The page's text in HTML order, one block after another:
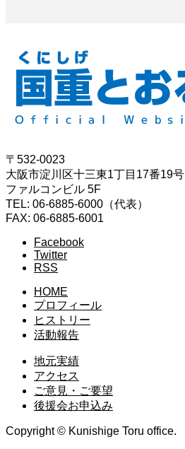
〒532-0023
大阪市淀川区十三東1丁目17番19号
ファルコンビル 5F
TEL: 06-6885-6000（代表）
FAX: 06-6885-6001
Facebook
Twitter
RSS
HOME
プロフィール
ヒストリー
活動報告
地元実績
アクセス
ご意見・ご要望
後援会お申込み
Copyright © Kunishige Toru office.